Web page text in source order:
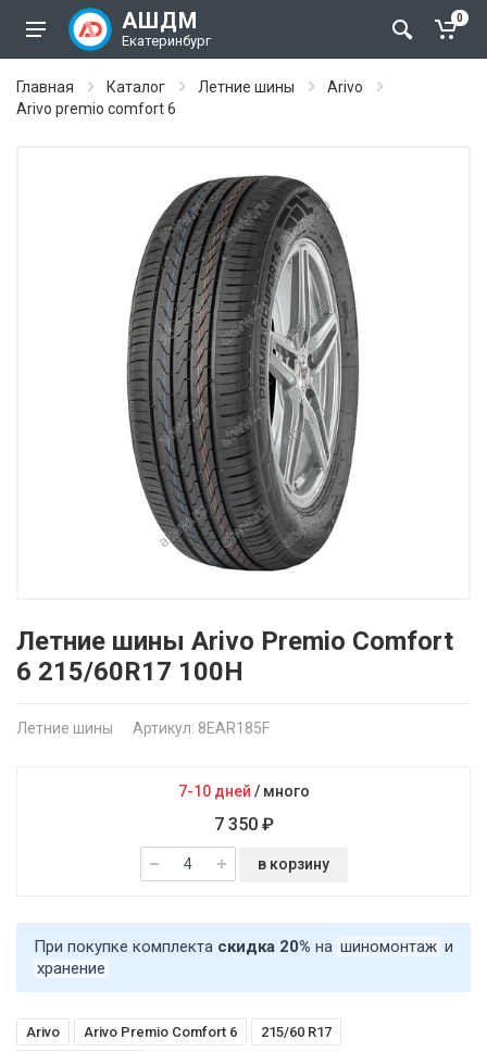
АШДМ
Екатеринбург
0
Главная Каталог Летние шины
Arivo
Arivo premio comfort 6
Летние шины Arivo Premio Comfort
6 215/60R17 100H
Летние шины Артикул: 8EAR185F
7-10 дней / много
7 350 ₽
в корзину
При покупке комплекта скидка 20% на шиномонтаж и
хранение
Arivo Arivo Premio Comfort 6
215/60 R17